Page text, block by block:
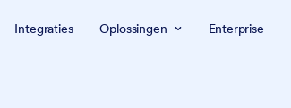
Integraties Oplossingen Enterprise